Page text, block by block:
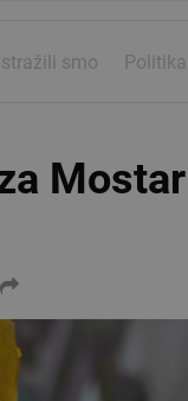
Istražili smo Politika